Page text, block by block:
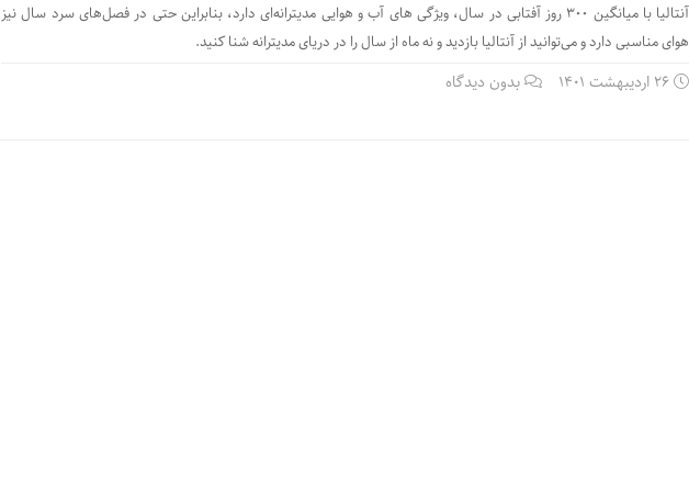
آنتالیا با میانگین 300 روز آفتابی در سال، ویژگی های آب و هوایی مدیترانه‌ای دارد، بنابراین حتی در فصل‌های سرد سال نیز
هوای مناسبی دارد و می‌توانید از آنتالیا بازدید و نه ماه از سال را در دریای مدیترانه شنا کنید.
26 اردیبهشت 1401 بدون دیدگاه